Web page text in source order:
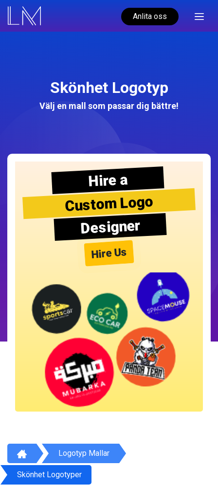
Anlita oss
Skönhet Logotyp
Välj en mall som passar dig bättre!
Hire a
Custom Logo
Designer
Hire Us
Logotyp Mallar
Skönhet Logotyper